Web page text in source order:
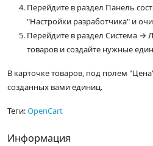
Перейдите в раздел Панель
"Настройки разработчика" и
Перейдите в раздел Система
товаров и создайте нужные
В карточке товаров, под полем
созданных вами единиц.
Теги:OpenCart
Информация